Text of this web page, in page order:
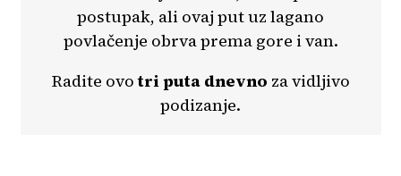
postupak, ali ovaj put uz lagano
povlačenje obrva prema gore i van.
Radite ovotri puta dnevno za vidljivo
podizanje.